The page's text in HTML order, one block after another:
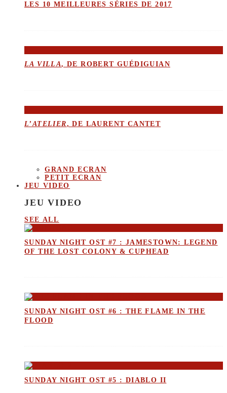
LES 10 MEILLEURES SÉRIES DE 2017
LA VILLA, DE ROBERT GUÉDIGUIAN
L’ATELIER, DE LAURENT CANTET
GRAND ECRAN
PETIT ECRAN
JEU VIDEO
JEU VIDEO
SEE ALL
SUNDAY NIGHT OST #7 : JAMESTOWN: LEGEND
OF THE LOST COLONY & CUPHEAD
SUNDAY NIGHT OST #6 : THE FLAME IN THE
FLOOD
SUNDAY NIGHT OST #5 : DIABLO II